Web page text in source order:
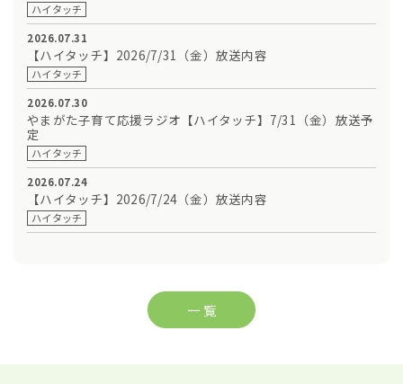
ハイタッチ
2026.07.31
【ハイタッチ】2026/7/31（金）放送内容
ハイタッチ
2026.07.30
やまがた子育て応援ラジオ【ハイタッチ】7/31（金）放送予
定
ハイタッチ
2026.07.24
【ハイタッチ】2026/7/24（金）放送内容
ハイタッチ
一 覧